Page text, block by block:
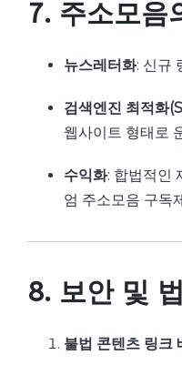
7. 주소모음
뉴스레터화: 신규
검색엔진 최적화
웹사이트 형태로
수익화: 합법적인
엄 주소모음 구독
8. 보안 및
불법 콘텐츠 링크